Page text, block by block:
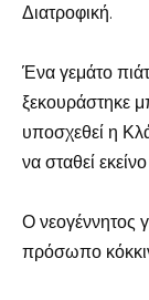
Διατροφική.
Ένα γεμάτο
ξεκουράστηκε
υποσχεθεί η
να σταθεί
Ο νεογέννητος
πρόσωπο